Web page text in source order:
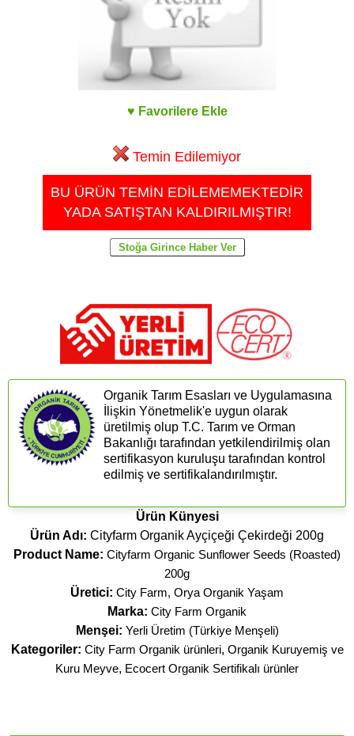
♥ Favorilere Ekle
Temin Edilemiyor
BU ÜRÜN TEMİN EDİLEMEMEKTEDİR
YADA SATIŞTAN KALDIRILMIŞTIR!
Organik Tarım Esasları ve Uygulamasına
İlişkin Yönetmelik'e uygun olarak
üretilmiş olup T.C. Tarım ve Orman
Bakanlığı tarafından yetkilendirilmiş olan
sertifikasyon kuruluşu tarafından kontrol
edilmiş ve sertifikalandırılmıştır.
Ürün Künyesi
Ürün Adı: Cityfarm Organik Ayçiçeği Çekirdeği 200g
Product Name: Cityfarm Organic Sunflower Seeds (Roasted)
200g
Üretici: City Farm, Orya Organik Yaşam
Marka: City Farm Organik
Menşei: Yerli Üretim (Türkiye Menşeli)
Kategoriler: City Farm Organik ürünleri, Organik Kuruyemiş ve
Kuru Meyve, Ecocert Organik Sertifikalı ürünler